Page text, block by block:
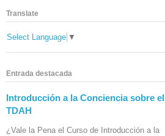
Translate
Select Language ▼
Entrada destacada
Introducción a la Conciencia sobre el
TDAH
¿Vale la Pena el Curso de Introducción a la